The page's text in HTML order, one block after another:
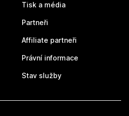
Tisk a média
Partneři
Affiliate partneři
Právní informace
Stav služby